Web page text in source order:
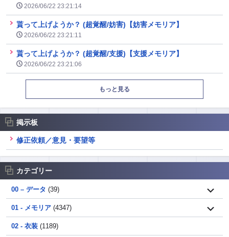
2026/06/22 23:21:14
貰って上げようか？ (超覚醒/妨害)【妨害メモリア】
2026/06/22 23:21:11
貰って上げようか？ (超覚醒/支援)【支援メモリア】
2026/06/22 23:21:06
もっと見る
掲示板
修正依頼／意見・要望等
カテゴリー
00 – データ (39)
01 - メモリア (4347)
02 - 衣装 (1189)